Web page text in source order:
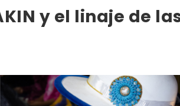
y el linaje de